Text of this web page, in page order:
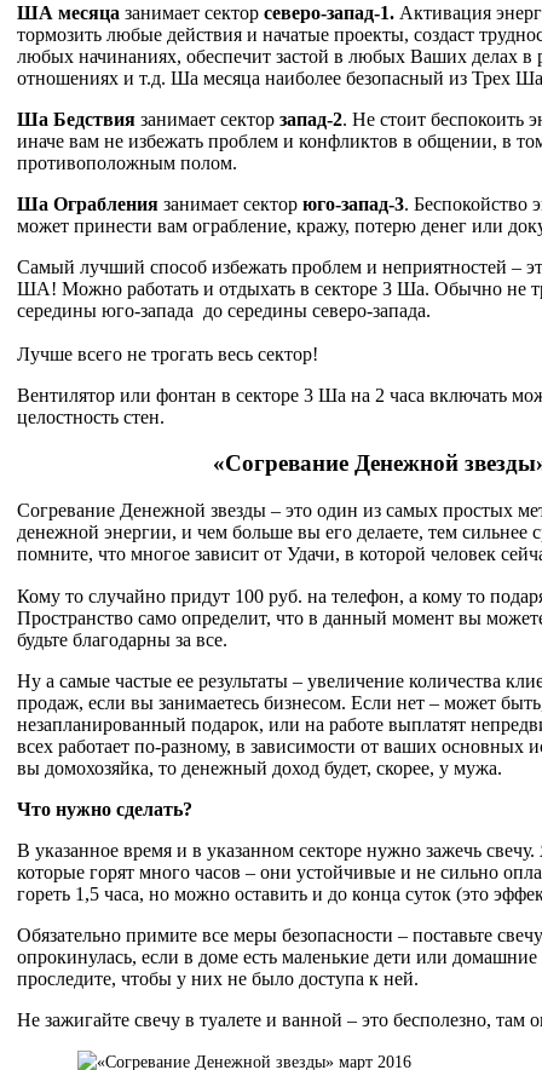
ША месяца занимает сектор северо-запад-1. Активация
тормозить любые действия и начатые проекты, создаст
любых начинаниях, обеспечит застой в любых Ваших делах в
отношениях и т.д. Ша месяца наиболее безопасный из Трех
Ша Бедствия занимает сектор запад-2. Не стоит беспокоить
иначе вам не избежать проблем и конфликтов в общении, в
противоположным полом.
Ша Ограбления занимает сектор юго-запад-3. Беспокойство
может принести вам ограбление, кражу, потерю денег или
Самый лучший способ избежать проблем и неприятностей –
ША! Можно работать и отдыхать в секторе 3 Ша. Обычно не
середины юго-запада до середины северо-запада.
Лучше всего не трогать весь сектор!
Вентилятор или фонтан в секторе 3 Ша на 2 часа включать
целостность стен.
«Согревание Денежной
Согревание Денежной звезды – это один из самых простых
денежной энергии, и чем больше вы его делаете, тем сильнее
помните, что многое зависит от Удачи, в которой человек
Кому то случайно придут 100 руб. на телефон, а кому то
Пространство само определит, что в данный момент вы
будьте благодарны за все.
Ну а самые частые ее результаты – увеличение количества
продаж, если вы занимаетесь бизнесом. Если нет – может
незапланированный подарок, или на работе выплатят
всех работает по-разному, в зависимости от ваших основных
вы домохозяйка, то денежный доход будет, скорее, у мужа.
Что нужно сделать?
В указанное время и в указанном секторе нужно зажечь
которые горят много часов – они устойчивые и не сильно
гореть 1,5 часа, но можно оставить и до конца суток (это
Обязательно примите все меры безопасности – поставьте
опрокинулась, если в доме есть маленькие дети или
проследите, чтобы у них не было доступа к ней.
Не зажигайте свечу в туалете и ванной – это бесполезно, там